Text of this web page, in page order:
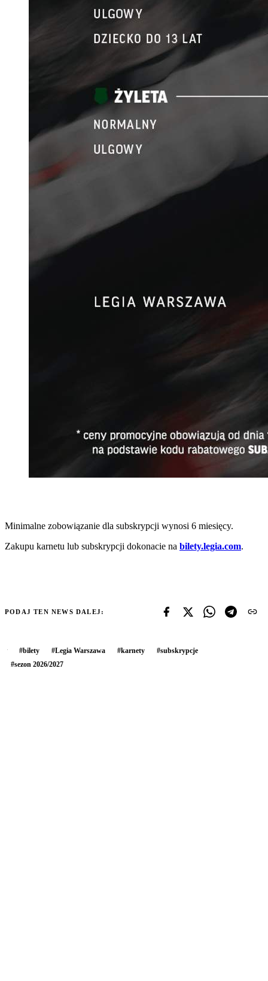
Minimalne zobowiązanie dla subskrypcji wynosi 6 miesięcy.
Zakupu karnetu lub subskrypcji dokonacie na bilety.legia.com.
PODAJ TEN NEWS DALEJ:
#bilety #Legia Warszawa #karnety #subskrypcje
#sezon 2026/2027